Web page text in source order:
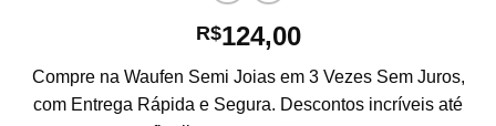
R$124,00
Compre na Waufen Semi Joias em 3 Vezes Sem Juros,
com Entrega Rápida e Segura. Descontos incríveis até